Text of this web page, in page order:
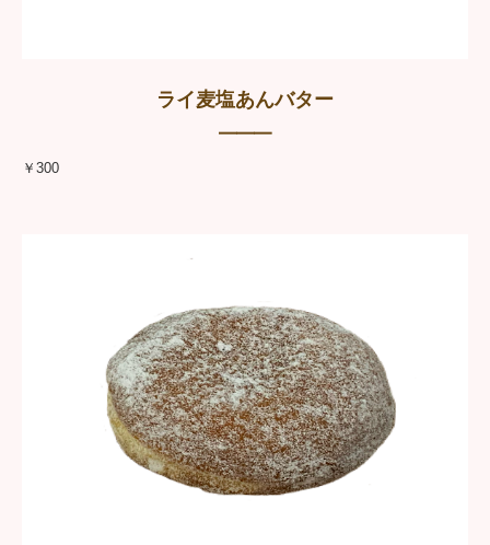
ライ麦塩あんバター
━━━
￥300